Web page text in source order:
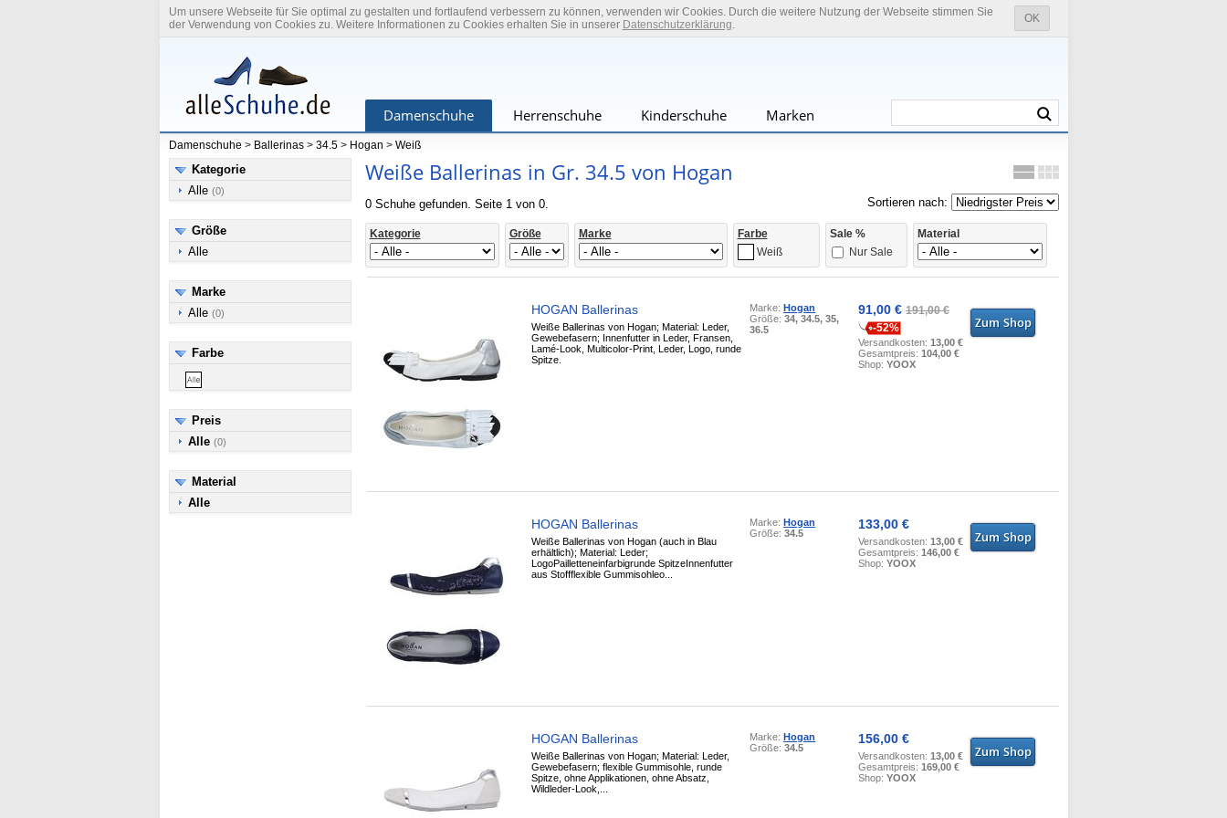
OK
Um unsere Webseite für Sie optimal zu gestalten und fortlaufend verbessern zu können, verwenden wir Cookies. Durch die weitere Nutzung der Webseite stimmen Sie
der Verwendung von Cookies zu. Weitere Informationen zu Cookies erhalten Sie in unserer Datenschutzerklärung.
Damenschuhe Herrenschuhe Kinderschuhe Marken
Damenschuhe> Ballerinas> 34.5> Hogan > Weiß
Kategorie
Alle (0)
Größe
Alle
Marke
Alle (0)
Farbe
Preis
Alle (0)
Material
Alle
Weiße Ballerinas in Gr. 34.5 von Hogan
Sortieren nach:
0 Schuhe gefunden. Seite 1 von 0.
Kategorie Größe Marke
Farbe
Weiß
Sale %
Nur Sale
Material
HOGAN Ballerinas
Weiße Ballerinas von Hogan; Material: Leder,
Gewebefasern; Innenfutter in Leder, Fransen,
Lamé-Look, Multicolor-Print, Leder, Logo, runde
Spitze.
Marke:Hogan
Größe:34, 34.5, 35,
36.5
91,00 €191,00 €
-52%
Versandkosten:13,00 €
Gesamtpreis:104,00 €
Shop:YOOX
HOGAN Ballerinas
Weiße Ballerinas von Hogan (auch in Blau
erhältlich); Material: Leder;
LogoPailletteneinfarbigrunde SpitzeInnenfutter
aus Stoffflexible Gummisohleo...
Marke:Hogan
Größe:34.5
133,00 €
Versandkosten:13,00 €
Gesamtpreis:146,00 €
Shop:YOOX
HOGAN Ballerinas
Weiße Ballerinas von Hogan; Material: Leder,
Gewebefasern; flexible Gummisohle, runde
Spitze, ohne Applikationen, ohne Absatz,
Wildleder-Look,...
Marke:Hogan
Größe:34.5
156,00 €
Versandkosten:13,00 €
Gesamtpreis:169,00 €
Shop:YOOX